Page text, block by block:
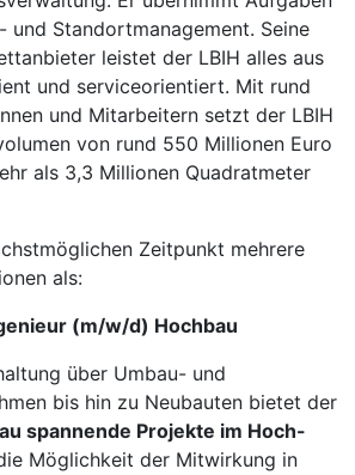
und Standortmanagement. Seine
leistet der LBIH alles aus
und serviceorientiert. Mit rund
und Mitarbeitern setzt der LBIH
von rund 550 Millionen Euro
als 3,3 Millionen Quadratmeter
Zeitpunkt mehrere
als:
(m/w/d) Hochbau
über Umbau- und
bis hin zu Neubauten bietet der
spannende Projekte im Hoch-
Möglichkeit der Mitwirkung in